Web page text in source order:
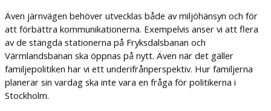
Även järnvägen behöver utvecklas både av miljöhänsyn och för
att förbättra kommunikationerna. Exempelvis anser vi att flera
av de stängda stationerna på Fryksdalsbanan och
Värmlandsbanan ska öppnas på nytt. Även när det gäller
familjepolitiken har vi ett underifrånperspektiv. Hur familjerna
planerar sin vardag ska inte vara en fråga för politikerna i
Stockholm.